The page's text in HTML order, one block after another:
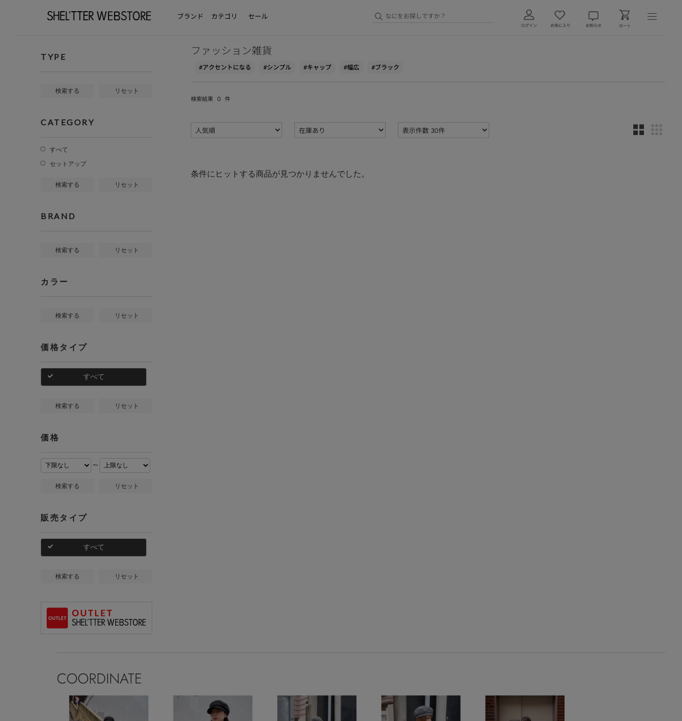
ブランド カテゴリ セール
TYPE
検索する リセット
CATEGORY
すべて
セットアップ
検索する リセット
BRAND
検索する リセット
カラー
検索する リセット
価格タイプ
すべて
検索する リセット
価格
～
検索する リセット
販売タイプ
すべて
検索する リセット
ファッション雑貨
#アクセントになる #シンプル #キャップ #幅広 #ブラック
検索結果 0 件
条件にヒットする商品が見つかりませんでした。
COORDINATE